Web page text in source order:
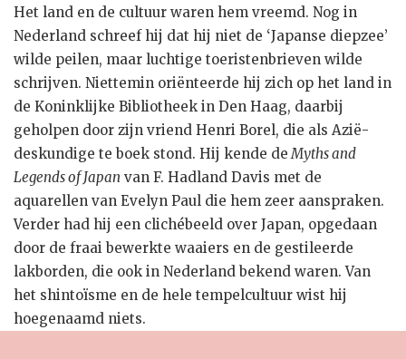
Het land en de cultuur waren hem vreemd. Nog in
Nederland schreef hij dat hij niet de ‘Japanse diepzee’
wilde peilen, maar luchtige toeristenbrieven wilde
schrijven. Niettemin oriënteerde hij zich op het land in
de Koninklijke Bibliotheek in Den Haag, daarbij
geholpen door zijn vriend Henri Borel, die als Azië-
deskundige te boek stond. Hij kende deMyths and
Legends of Japan van F. Hadland Davis met de
aquarellen van Evelyn Paul die hem zeer aanspraken.
Verder had hij een clichébeeld over Japan, opgedaan
door de fraai bewerkte waaiers en de gestileerde
lakborden, die ook in Nederland bekend waren. Van
het shintoïsme en de hele tempelcultuur wist hij
hoegenaamd niets.